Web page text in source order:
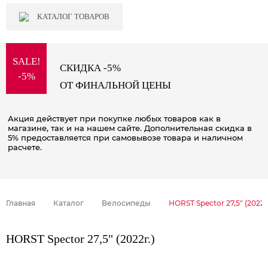
КАТАЛОГ ТОВАРОВ
SALE!
-5%
СКИДКА -5%
ОТ ФИНАЛЬНОЙ ЦЕНЫ
Акция действует при покупке любых товаров как в
магазине, так и на нашем сайте. Дополнительная скидка в
5% предоставляется при самовывозе товара и наличном
расчете.
Главная Каталог Велосипеды HORST Spector 27,5"
HORST Spector 27,5" (2022г.)